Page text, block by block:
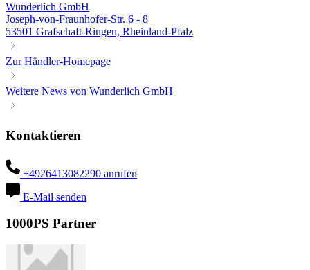
Wunderlich GmbH
Joseph-von-Fraunhofer-Str. 6 - 8
53501 Grafschaft-Ringen, Rheinland-Pfalz
Zur Händler-Homepage
Weitere News von Wunderlich GmbH
Kontaktieren
+4926413082290 anrufen
E-Mail senden
1000PS Partner